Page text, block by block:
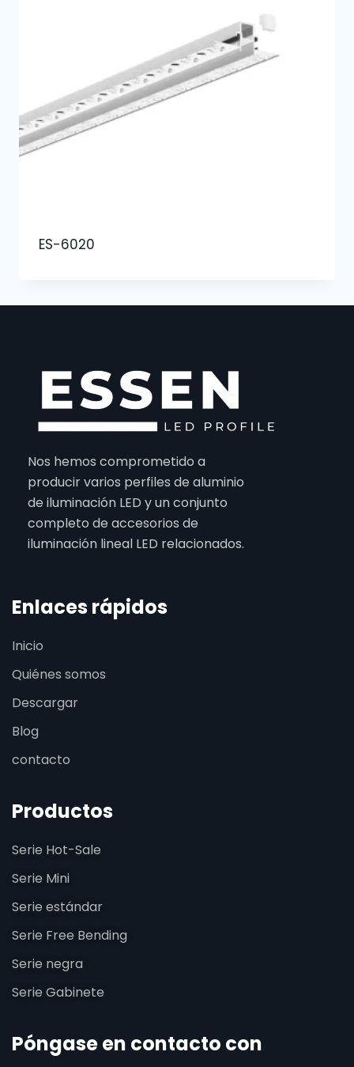
ES-6020
Nos hemos comprometido a
producir varios perfiles de aluminio
de iluminación LED y un conjunto
completo de accesorios de
iluminación lineal LED relacionados.
Enlaces rápidos
Inicio
Quiénes somos
Descargar
Blog
contacto
Productos
Serie Hot-Sale
Serie Mini
Serie estándar
Serie Free Bending
Serie negra
Serie Gabinete
Póngase en contacto con